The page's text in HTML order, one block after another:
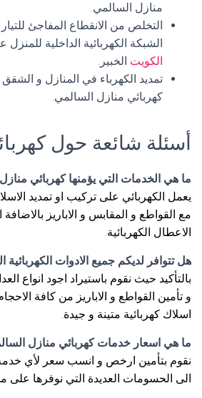
منازل السالمي.
التخلص من الانقطاع المفاجئ
الشبكة الكهربائية الداخلية للمنزل
الكويت الخبير.
تمديد الكهرباء في المنازل و
كهربائي منازل السالمي.
أسئلة شائعة حول
ما هي الخدمات التي يؤمنها كهربائي
يعمل الكهربائي على تركيب او تمديد
مع القواطع و المقابس و الاباريز
الاعطال الكهربائية.
هل تتوافر لديكم جميع الادوات الكهربائية
بالتأكيد حيث نقوم باستيراد اجود انواع
و تأمين القواطع و الاباريز من كافة
اسلاك كهربائية متينة و جيدة.
ما هي اسعار خدمات كهربائي منازل
نقوم بتأمين ارخص و انسب سعر لأي خدمة
الى الحسومات العديدة التي نوفرها على